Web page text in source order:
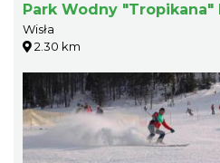
Park Wodny "Tropikana"
Wisła
2.30 km